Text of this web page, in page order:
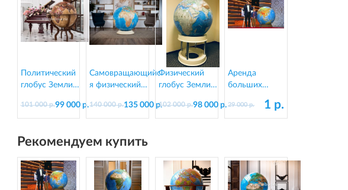
Политический
глобус Земли
ретро на резной
подставке из
99 000 р.
101 000 р.
Самовращающийс
я физический
пластиковой
подставке
135 000 р.
140 000 р.
Физический
глобус Земли
подставке из
пластика, d=95
98 000 р.
102 000 р.
Аренда
больших
глобусов
1 р.
29 000 р.
Рекомендуем купить